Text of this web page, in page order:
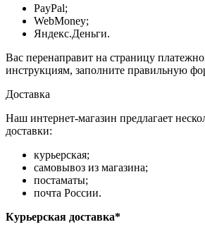
PayPal;
WebMoney;
Яндекс.Деньги.
Вас перенаправит на страницу
инструкциям, заполните правильную
Доставка
Наш интернет-магазин предлагает
доставки:
курьерская;
самовывоз из магазина;
постаматы;
почта России.
Курьерская доставка*